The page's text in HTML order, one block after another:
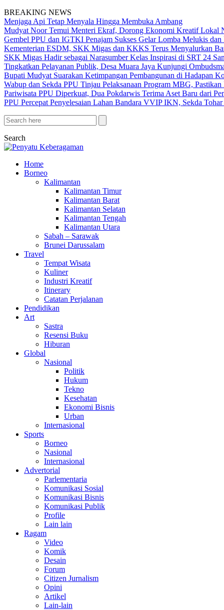
BREAKING NEWS
Menjaga Api Tetap Menyala Hingga Membuka Ambang
Mudyat Noor Temui Menteri Ekraf, Dorong Ekonomi Kreatif Lokal
Gembel PPU dan IGTKI Penajam Sukses Gelar Lomba Melukis dan
Kementerian ESDM, SKK Migas dan KKKS Terus Menyalurkan
SKK Migas Hadir sebagai Narasumber Kelas Inspirasi di SRT 24
Tingkatkan Pelayanan Publik, Desa Muara Jaya Kunjungi
Bupati Mudyat Suarakan Ketimpangan Pembangunan di Hadapan
Wabup dan Sekda PPU Tinjau Pelaksanaan Program MBG, Pastikan
Pariwisata PPU Diperkuat, Dua Pokdarwis Terima Aset Baru dari
PPU Percepat Penyelesaian Lahan Bandara VVIP IKN, Sekda
Search
Home
Borneo
Kalimantan
Kalimantan Timur
Kalimantan Barat
Kalimantan Selatan
Kalimantan Tengah
Kalimantan Utara
Sabah – Sarawak
Brunei Darussalam
Travel
Tempat Wisata
Kuliner
Industri Kreatif
Itinerary
Catatan Perjalanan
Pendidikan
Art
Sastra
Resensi Buku
Hiburan
Global
Nasional
Politik
Hukum
Tekno
Kesehatan
Ekonomi Bisnis
Urban
Internasional
Sports
Borneo
Nasional
Internasional
Advertorial
Parlementaria
Komunikasi Sosial
Komunikasi Bisnis
Komunikasi Publik
Profile
Lain lain
Ragam
Video
Komik
Desain
Forum
Citizen Jurnalism
Opini
Artikel
Lain-lain